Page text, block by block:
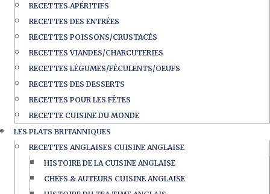
RECETTES APÉRITIFS
RECETTES DES ENTRÉES
RECETTES POISSONS/CRUSTACÉS
RECETTES VIANDES/CHARCUTERIES
RECETTES LÉGUMES/FÉCULENTS/OEUFS
RECETTES DES DESSERTS
RECETTES POUR LES FÊTES
RECETTE CUISINE DU MONDE
LES PLATS BRITANNIQUES
RECETTES ANGLAISES CUISINE ANGLAISE
HISTOIRE DE LA CUISINE ANGLAISE
CHEFS & AUTEURS CUISINE ANGLAISE